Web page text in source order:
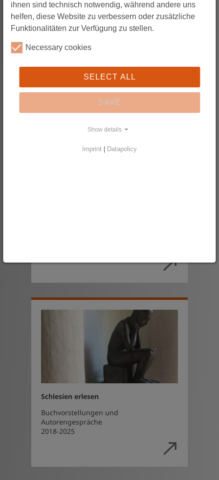
Wandern in Schlesien
Kulturgeschichtliche Wanderungen
abseits ausgetretener Pfade
Schlesien erlesen
Buchvorstellungen und
Autorengespräche
2018-2025
ihnen sind technisch notwendig, während andere uns
helfen, diese Website zu verbessern oder zusätzliche
Funktionalitäten zur Verfügung zu stellen.
Necessary cookies
SELECT ALL
SAVE
Show details
Imprint Datapolicy